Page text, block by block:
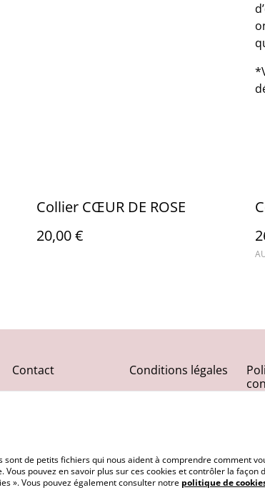
Collier CŒUR DE ROSE
20,00 €
Contact Conditions légales
sont de petits fichiers qui nous aident à comprendre comment
pouvez en savoir plus sur ces cookies et contrôler la façon
». Vous pouvez également consulter notre politique de